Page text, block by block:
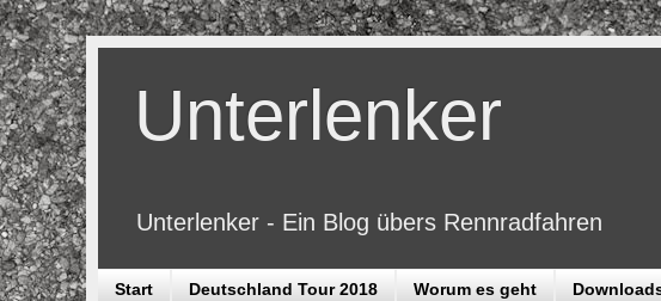
Unterlenker
Unterlenker - Ein Blog übers Rennradfahren
Start Deutschland Tour 2018 Worum es geht